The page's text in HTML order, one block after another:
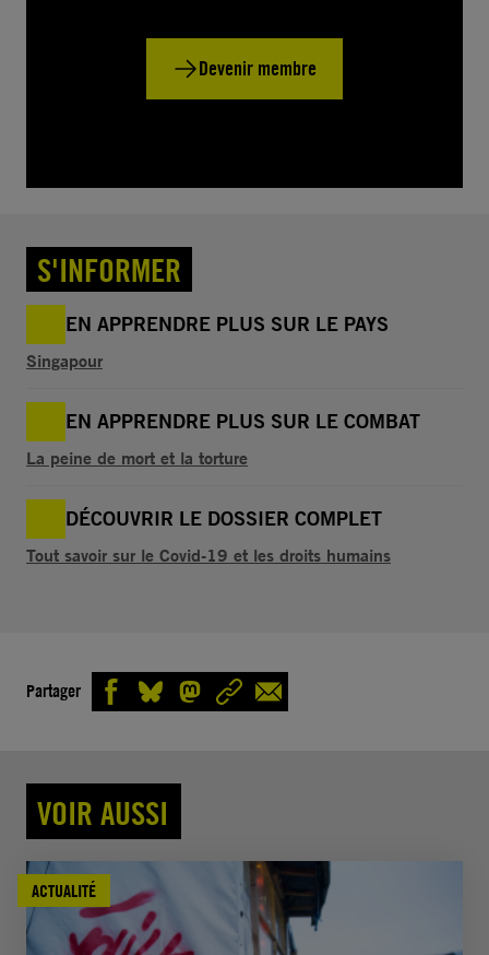
Devenir membre
S'INFORMER
EN APPRENDRE PLUS SUR LE PAYS
Singapour
EN APPRENDRE PLUS SUR LE COMBAT
La peine de mort et la torture
DÉCOUVRIR LE DOSSIER COMPLET
Tout savoir sur le Covid-19 et les droits humains
Partager
VOIR AUSSI
ACTUALITÉ